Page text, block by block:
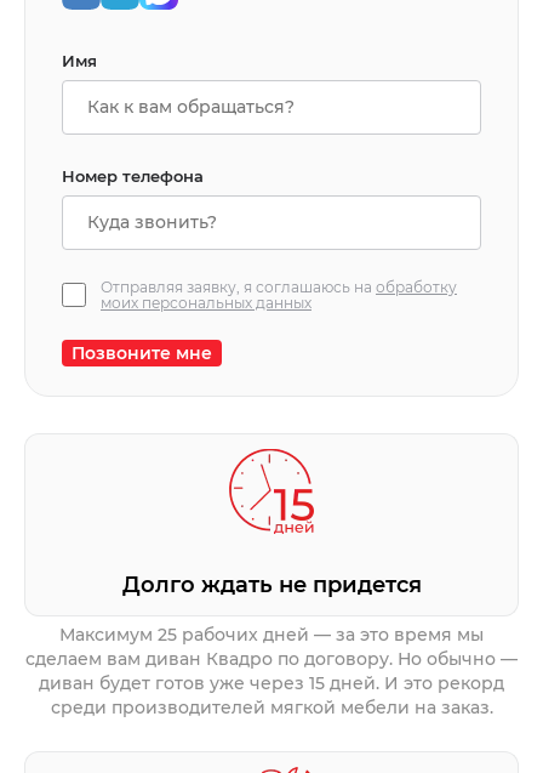
Имя
Номер телефона
Отправляя заявку, я соглашаюсь на обработку
моих персональных данных
Позвоните мне
Долго ждать не придется
Максимум 25 рабочих дней — за это время мы
сделаем вам диван Квадро по договору. Но обычно —
диван будет готов уже через 15 дней. И это рекорд
среди производителей мягкой мебели на заказ.